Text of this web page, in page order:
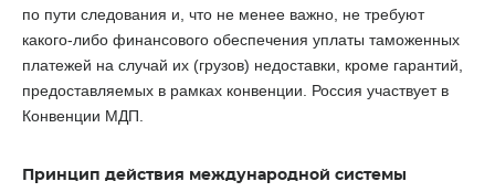
по пути следования и, что не менее важно, не требуют
какого-либо финансового обеспечения уплаты таможенных
платежей на случай их (грузов) недоставки, кроме гарантий,
предоставляемых в рамках конвенции. Россия участвует в
Конвенции МДП.
Принцип действия международной системы